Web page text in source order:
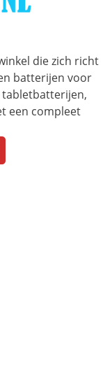
die zich richt
batterijen voor
een compleet